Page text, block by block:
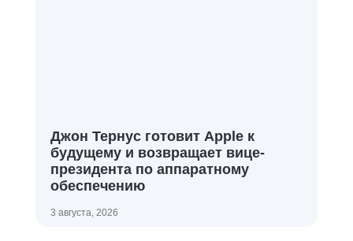
Джон Тернус готовит Apple к
будущему и возвращает вице-
президента по аппаратному
обеспечению
3 августа, 2026